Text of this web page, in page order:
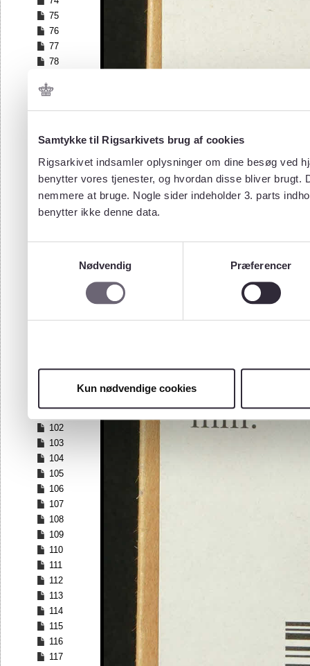
Samtykke til Rigsarkivets brug af cookies
Rigsarkivet indsamler oplysninger om dine besøg ved
benytter vores tjenester, og hvordan disse bliver
nemmere at bruge. Nogle sider indeholder 3. parts
benytter ikke denne data.
Nødvendig
Præferencer
Kun nødvendige cookies
75
76
77
78
80
83
85
86
87
88
90
95
98
101
102
103
104
105
106
107
108
109
110
111
112
113
114
115
116
117